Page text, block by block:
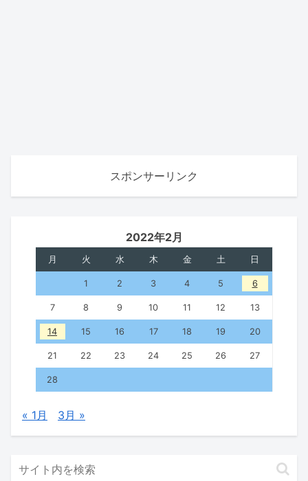
スポンサーリンク
2022年2月
月 火 水 木 金 土 日
1 2 3 4 5 6
7 8 9 10 11 12 13
14 15 16 17 18 19 20
21 22 23 24 25 26 27
28
« 1月 3月 »